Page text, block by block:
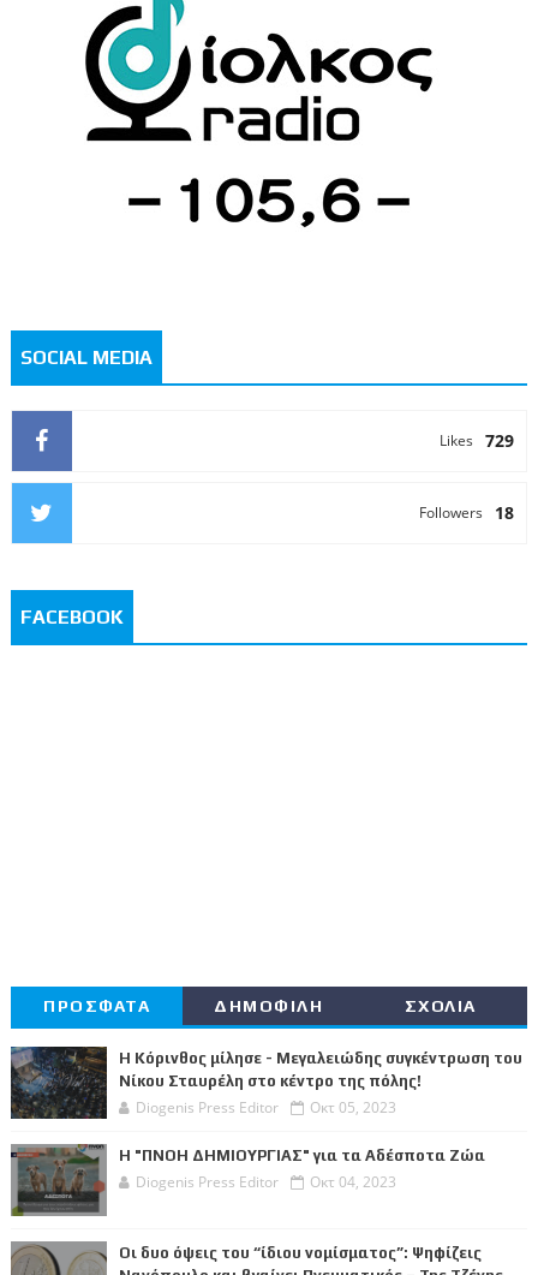
SOCIAL MEDIA
729
Likes
18
Followers
FACEBOOK
ΠΡΟΣΦΑΤΑ ΔΗΜΟΦΙΛΗ ΣΧΟΛΙΑ
Η Κόρινθος μίλησε - Μεγαλειώδης συγκέντρωση του
Νίκου Σταυρέλη στο κέντρο της πόλης!
Diogenis Press Editor Οκτ 05, 2023
Η "ΠΝΟΗ ΔΗΜΙΟΥΡΓΙΑΣ" για τα Αδέσποτα Ζώα
Diogenis Press Editor Οκτ 04, 2023
Οι δυο όψεις του “ίδιου νομίσματος”: Ψηφίζεις